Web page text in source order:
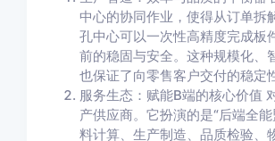
中心的协同作业，使得从订单拆
孔中心可以一次性高精度完成板
前的稳固与安全。这种规模化、
也保证了向零售客户交付的稳定
服务生态：赋能B端的核心价值
产供应商。它扮演的是“后端全
料计算、生产制造、品质检验、